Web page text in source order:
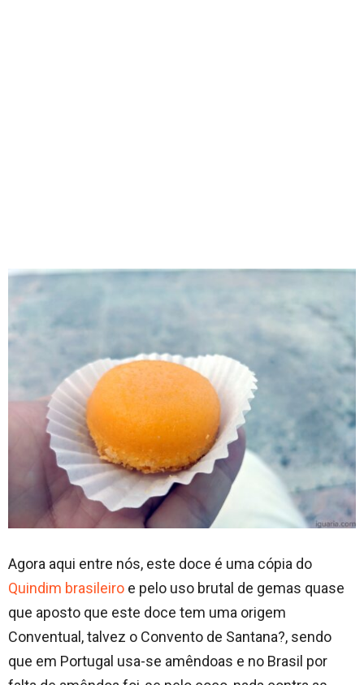
Agora aqui entre nós, este doce é uma cópia do
Quindim brasileiro e pelo uso brutal de gemas quase
que aposto que este doce tem uma origem
Conventual, talvez o Convento de Santana?, sendo
que em Portugal usa-se amêndoas e no Brasil por